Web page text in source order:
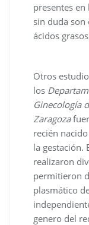
presentes en
sin duda
ácidos
Otros
los
Ginecología
Zaragoza
recién
la gestación.
realizaron
permitieron
plasmático
genero del